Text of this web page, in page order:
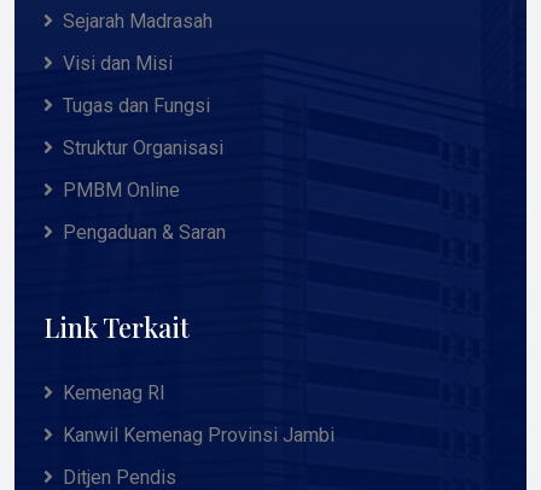
Sejarah Madrasah
Visi dan Misi
Tugas dan Fungsi
Struktur Organisasi
PMBM Online
Pengaduan & Saran
Link Terkait
Kemenag RI
Kanwil Kemenag Provinsi Jambi
Ditjen Pendis